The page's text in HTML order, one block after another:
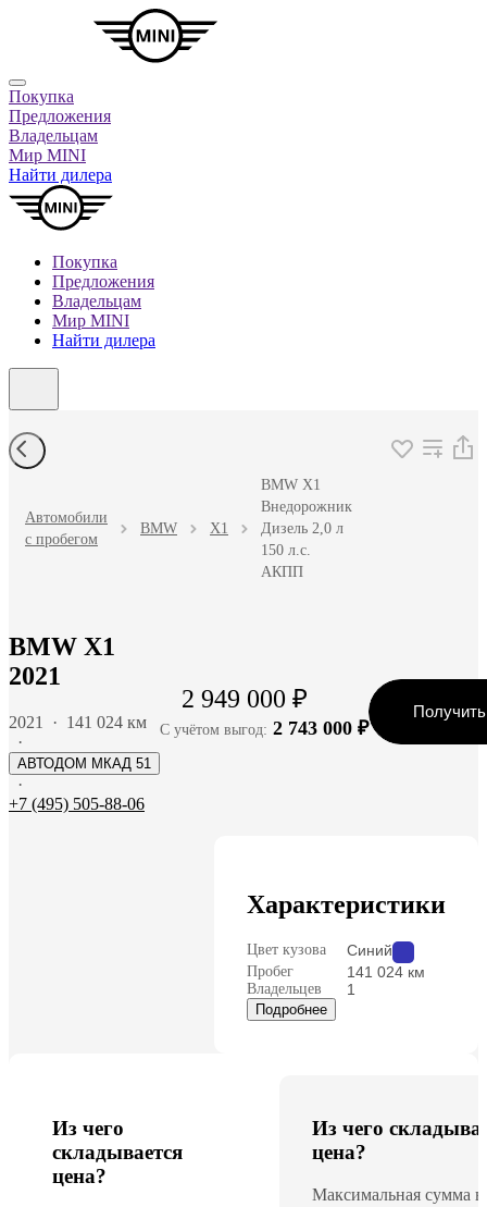
Покупка
Предложения
Владельцам
Мир MINI
Найти дилера
Покупка
Предложения
Владельцам
Мир MINI
Найти дилера
Автомобили
с пробегом
BMW X1
BMW X1
Внедорожник
Дизель 2,0 л
150 л.с.
АКПП
BMW X1
2021
2021 · 141 024 км
·
АВТОДОМ МКАД 51
·
+7 (495) 505-88-06
2 949 000 ₽
С учётом выгод: 2 743 000 ₽
Характеристики
Цвет кузова Синий
Пробег 141 024 км
Владельцев 1
Подробнее
Из чего
складывается
цена?
Из чего
цена?
Максимальная сумма